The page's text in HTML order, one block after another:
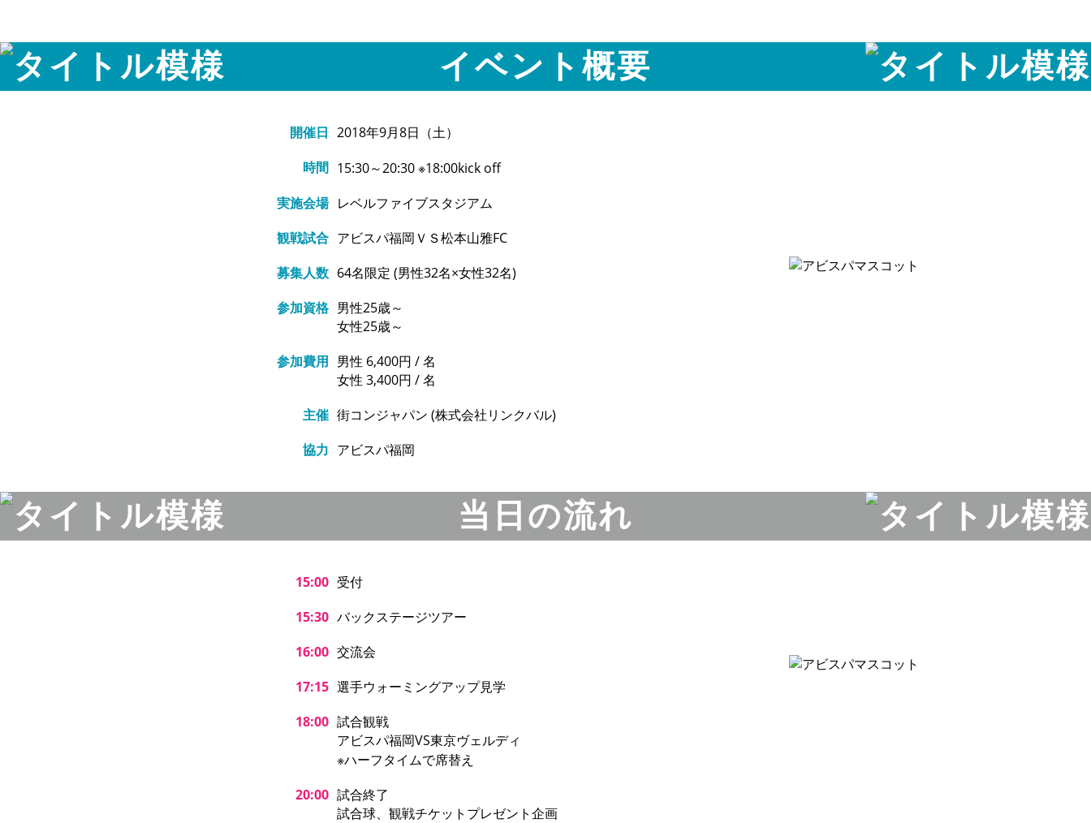
イベント概要
開催日 2018年9月8日（土）
時間 15:30～20:30 ※18:00kick off
実施会場 レベルファイブスタジアム
観戦試合 アビスパ福岡ＶＳ松本山雅FC
募集人数 64名限定 (男性32名×女性32名)
参加資格 男性25歳～
女性25歳～
参加費用 男性 6,400円 / 名
女性 3,400円 / 名
主催 街コンジャパン (株式会社リンクバル)
協力 アビスパ福岡
当日の流れ
15:00 受付
15:30 バックステージツアー
16:00 交流会
17:15 選手ウォーミングアップ見学
18:00 試合観戦
アビスパ福岡VS東京ヴェルディ
※ハーフタイムで席替え
20:00 試合終了
試合球、観戦チケットプレゼント企画